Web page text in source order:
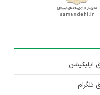
اپلیکیشن
تلگرام